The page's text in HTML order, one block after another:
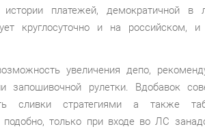
истории платежей, демократичной в
круглосуточно и на российском,
увеличения депо,
запошивочной рулетки. Вдобавок
сливки стратегиями а также
подобно, только при входе во ЛС